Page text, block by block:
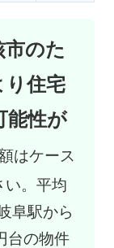
のた
り住宅
能性が
はケース
い。平均
阜駅から
台の物件